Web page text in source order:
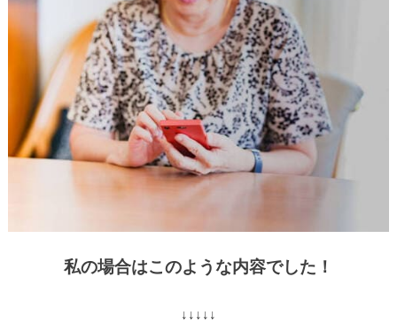
私の場合はこのような内容でした！
↓↓↓↓↓